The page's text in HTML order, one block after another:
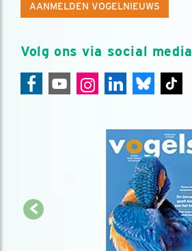
AANMELDEN VOGELNIEUWS
Volg ons via social media